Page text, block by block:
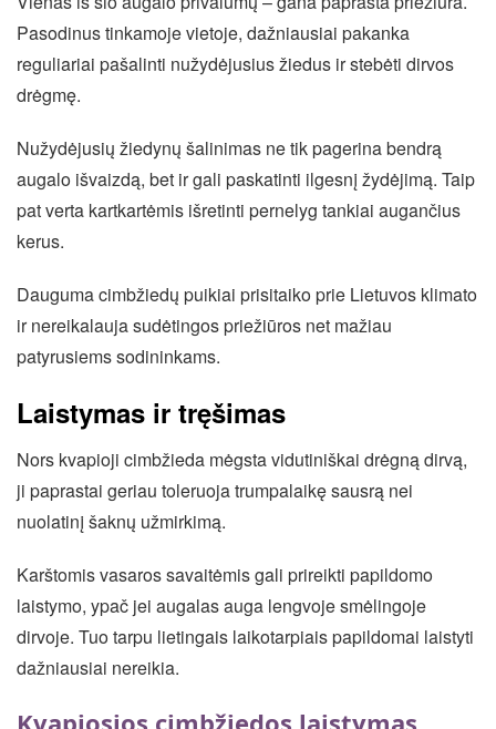
Pasodinus tinkamoje vietoje, dažniausiai pakanka
reguliariai pašalinti nužydėjusius žiedus ir stebėti dirvos
drėgmę.
Nužydėjusių žiedynų šalinimas ne tik pagerina bendrą
augalo išvaizdą, bet ir gali paskatinti ilgesnį žydėjimą. Taip
pat verta kartkartėmis išretinti pernelyg tankiai augančius
kerus.
Dauguma cimbžiedų puikiai prisitaiko prie Lietuvos klimato
ir nereikalauja sudėtingos priežiūros net mažiau
patyrusiems sodininkams.
Laistymas ir tręšimas
Nors kvapioji cimbžieda mėgsta vidutiniškai drėgną dirvą,
ji paprastai geriau toleruoja trumpalaikę sausrą nei
nuolatinį šaknų užmirkimą.
Karštomis vasaros savaitėmis gali prireikti papildomo
laistymo, ypač jei augalas auga lengvoje smėlingoje
dirvoje. Tuo tarpu lietingais laikotarpiais papildomai laistyti
dažniausiai nereikia.
Kvapiosios cimbžiedos laistymas,